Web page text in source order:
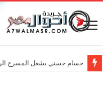
حسام حسني يشعل المسرح